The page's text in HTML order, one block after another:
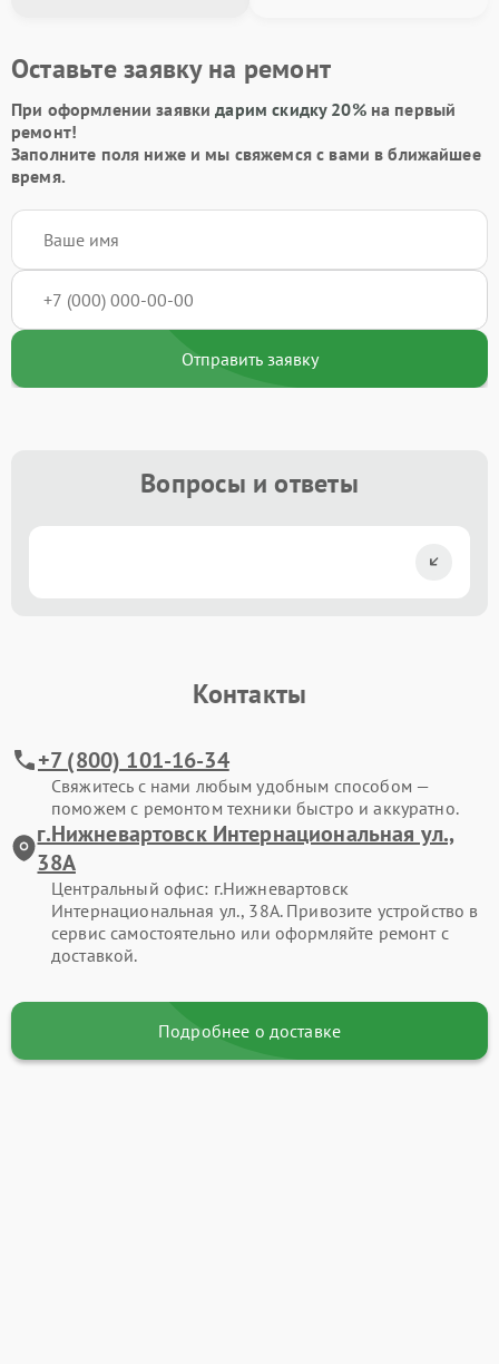
Оставьте заявку на ремонт
При оформлении заявкидарим скидку 20%на первый
ремонт!
Заполните поля ниже и мы свяжемся с вами в ближайшее
время.
Отправить заявку
Вопросы и ответы
Контакты
+7 (800) 101-16-34
Свяжитесь с нами любым удобным способом —
поможем с ремонтом техники быстро и аккуратно.
г.Нижневартовск Интернациональная ул.,
38А
Центральный офис: г.Нижневартовск
Интернациональная ул., 38А. Привозите устройство в
сервис самостоятельно или оформляйте ремонт с
доставкой.
Подробнее о доставке